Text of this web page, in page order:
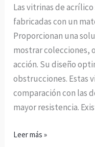
Las vitrinas de
fabricadas con un
Proporcionan una
mostrar colecciones,
acción. Su diseño
obstrucciones. Estas
comparación con las
mayor resistencia.
Leer más »